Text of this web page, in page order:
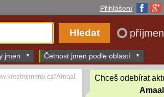
Přihlášení
jmen Četnost jmen podle oblastí
Amaal
Chceš odebírat
Amaal